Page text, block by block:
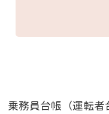
乗務員台帳（運転